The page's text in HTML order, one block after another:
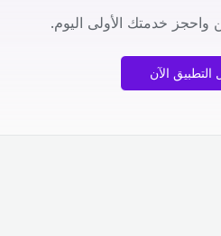
خدمتك الأولى اليوم.
الآن